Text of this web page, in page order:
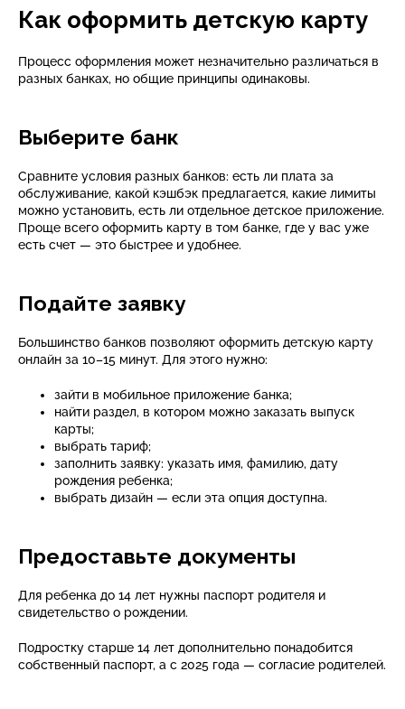
Как оформить детскую карту
Процесс оформления может незначительно различаться в
разных банках, но общие принципы одинаковы.
Выберите банк
Сравните условия разных банков: есть ли плата за
обслуживание, какой кэшбэк предлагается, какие лимиты
можно установить, есть ли отдельное детское приложение.
Проще всего оформить карту в том банке, где у вас уже
есть счет — это быстрее и удобнее.
Подайте заявку
Большинство банков позволяют оформить детскую карту
онлайн за 10–15 минут. Для этого нужно:
зайти в мобильное приложение банка;
найти раздел, в котором можно заказать выпуск
карты;
выбрать тариф;
заполнить заявку: указать имя, фамилию, дату
рождения ребенка;
выбрать дизайн — если эта опция доступна.
Предоставьте документы
Для ребенка до 14 лет нужны паспорт родителя и
свидетельство о рождении.
Подростку старше 14 лет дополнительно понадобится
собственный паспорт, а с 2025 года — согласие родителей.